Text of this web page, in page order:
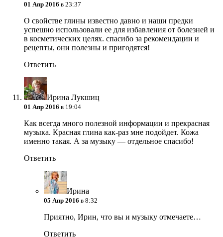
01 Апр 2016 в 23:37
О свойстве глины известно давно и наши предки
успешно использовали ее для избавления от болезней и
в косметических целях. спасибо за рекомендации и
рецепты, они полезны и пригодятся!
Ответить
Ирина Лукшиц
01 Апр 2016 в 19:04
Как всегда много полезной информации и прекрасная
музыка. Красная глина как-раз мне подойдет. Кожа
именно такая. А за музыку — отдельное спасибо!
Ответить
Ирина
05 Апр 2016 в 8:32
Приятно, Ирин, что вы и музыку отмечаете…
Ответить